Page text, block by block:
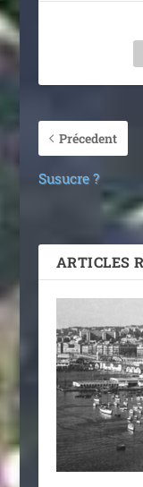
Précedent
Susucre ?
ARTICLES